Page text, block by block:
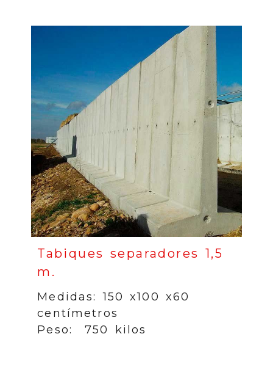
Tabiques separadores 1,5
m.
Medidas: 150 x100 x60
centímetros
Peso: 750 kilos